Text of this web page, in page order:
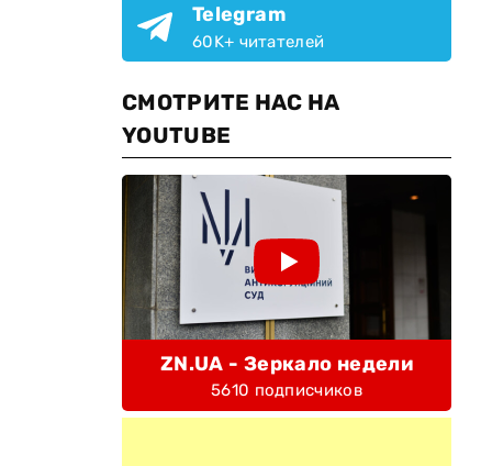
Telegram
60K+ читателей
СМОТРИТЕ НАС НА
YOUTUBE
ZN.UA - Зеркало недели
5610 подписчиков